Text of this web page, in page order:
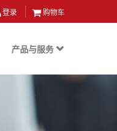
登录 购物车
产品与服务